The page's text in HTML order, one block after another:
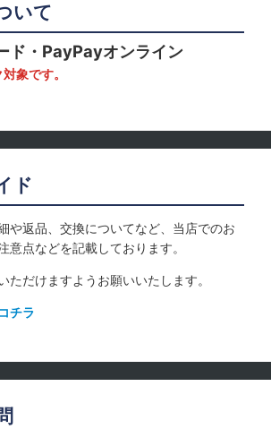
いて
ド・PayPayオンライン
象です。
ド
や返品、交換についてなど、当店でのお
意点などを記載しております。
ただけますようお願いいたします。
チラ